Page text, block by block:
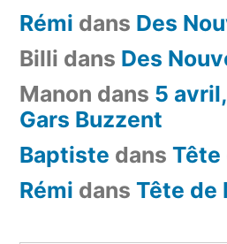
Rémi dans Des
Billi dans Des
Manon dans 5
Gars Buzzent
Baptiste dans Tête
Rémi dans Tête de